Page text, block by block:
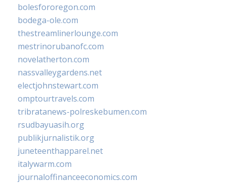
bolesfororegon.com
bodega-ole.com
thestreamlinerlounge.com
mestrinorubanofc.com
novelatherton.com
nassvalleygardens.net
electjohnstewart.com
omptourtravels.com
tribratanews-polreskebumen.com
rsudbayuasih.org
publikjurnalistik.org
juneteenthapparel.net
italywarm.com
journaloffinanceeconomics.com